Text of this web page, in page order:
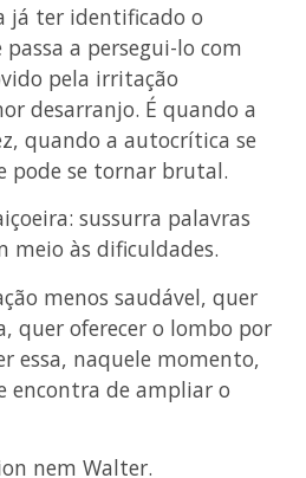
já ter identificado o
a persegui-lo com
pela irritação
desarranjo. É quando a
quando a autocrítica se
pode se tornar brutal.
sussurra palavras
meio às dificuldades.
menos saudável, quer
quer oferecer o lombo por
essa, naquele momento,
encontra de ampliar o
nem Walter.